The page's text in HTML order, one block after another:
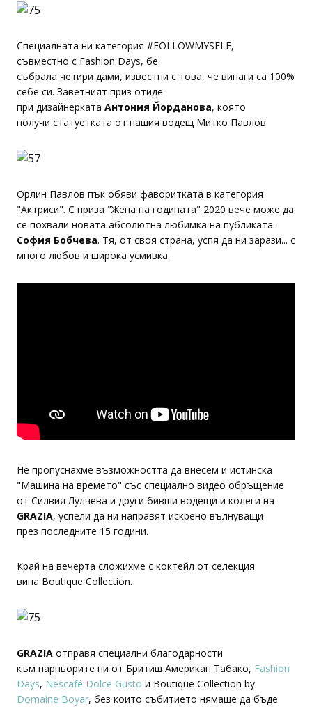
Специалната ни категория #FOLLOWMYSELF,
съвместно с Fashion Days, бе
събрала четири дами, известни с това, че винаги са 100%
себе си. Заветният приз отиде
при дизайнерката Антония Йорданова, която
получи статуетката от нашия водещ Митко Павлов.
Орлин Павлов пък обяви фаворитката в категория
"Актриси". С приза "Жена на годината" 2020 вече може да
се похвали новата абсолютна любимка на публиката -
София Бобчева. Тя, от своя страна, успя да ни зарази... с
много любов и широка усмивка.
Не пропуснахме възможността да внесем и истинска
"Машина на времето" със специално видео обръщение
от Силвия Лулчева и други бивши водещи и колеги на
GRAZIA, успели да ни направят искрено вълнуващи
през последните 15 години.
Край на вечерта сложихме с коктейл от селекция
вина Boutique Collection.
GRAZIA отправя специални благодарности
към парньорите ни от Бритиш Американ Табако, Fashion
Days, Nescafé Dolce Gusto и Boutique Collection by
Domaine Boyar, без които събитието нямаше да бъде